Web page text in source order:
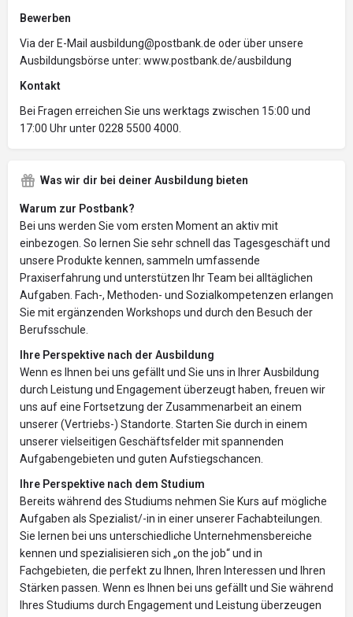
Bewerben
Via der E-Mail ausbildung@postbank.de oder über unsere
Ausbildungsbörse unter: www.postbank.de/ausbildung
Kontakt
Bei Fragen erreichen Sie uns werktags zwischen 15:00 und
17:00 Uhr unter 0228 5500 4000.
Was wir dir bei deiner Ausbildung bieten
Warum zur Postbank?
Bei uns werden Sie vom ersten Moment an aktiv mit
einbezogen. So lernen Sie sehr schnell das Tagesgeschäft und
unsere Produkte kennen, sammeln umfassende
Praxiserfahrung und unterstützen Ihr Team bei alltäglichen
Aufgaben. Fach-, Methoden- und Sozialkompetenzen erlangen
Sie mit ergänzenden Workshops und durch den Besuch der
Berufsschule.
Ihre Perspektive nach der Ausbildung
Wenn es Ihnen bei uns gefällt und Sie uns in Ihrer Ausbildung
durch Leistung und Engagement überzeugt haben, freuen wir
uns auf eine Fortsetzung der Zusammenarbeit an einem
unserer (Vertriebs-) Standorte. Starten Sie durch in einem
unserer vielseitigen Geschäftsfelder mit spannenden
Aufgabengebieten und guten Aufstiegschancen.
Ihre Perspektive nach dem Studium
Bereits während des Studiums nehmen Sie Kurs auf mögliche
Aufgaben als Spezialist/-in in einer unserer Fachabteilungen.
Sie lernen bei uns unterschiedliche Unternehmensbereiche
kennen und spezialisieren sich „on the job“ und in
Fachgebieten, die perfekt zu Ihnen, Ihren Interessen und Ihren
Stärken passen. Wenn es Ihnen bei uns gefällt und Sie während
Ihres Studiums durch Engagement und Leistung überzeugen